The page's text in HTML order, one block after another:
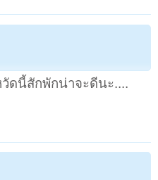
ดนี้สักพักน่าจะดีนะ....